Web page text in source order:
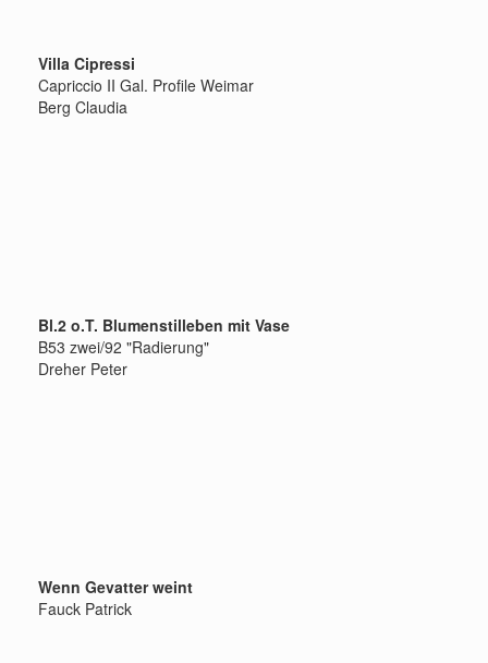
Villa Cipressi
Capriccio II Gal. Profile Weimar
Berg Claudia
Bl.2 o.T. Blumenstilleben mit Vase
B53 zwei/92 "Radierung"
Dreher Peter
Wenn Gevatter weint
Fauck Patrick